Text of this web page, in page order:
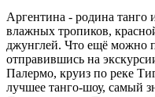
Аргентина - родина танго
влажных тропиков,
джунглей. Что ещё можно
отправившись на
Палермо, круиз по реке
лучшее танго-шоу, самый